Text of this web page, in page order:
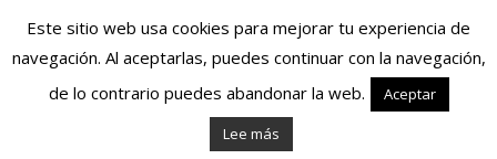
Españoles en
Este sitio web usa cookies para mejorar tu experiencia de
navegación. Al aceptarlas, puedes continuar con la navegación,
de lo contrario puedes abandonar la web.
Aceptar
Lee más